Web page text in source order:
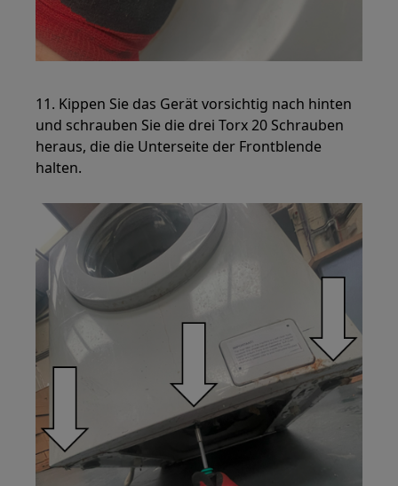
11. Kippen Sie das Gerät vorsichtig nach hinten
und schrauben Sie die drei Torx 20 Schrauben
heraus, die die Unterseite der Frontblende
halten.